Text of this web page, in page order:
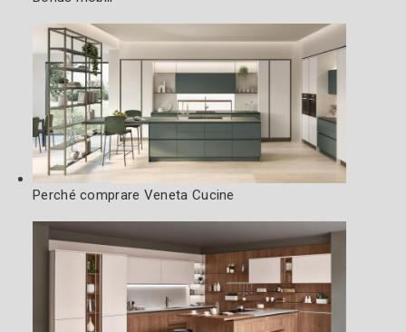
Perché comprare Veneta Cucine